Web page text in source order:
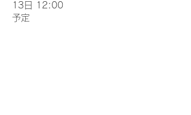
13日 12:00
予定